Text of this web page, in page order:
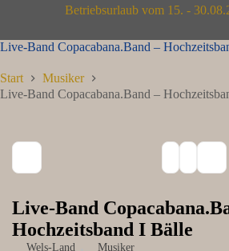
Betriebsurlaub vom 15. -
Live-Band Copacabana.Band –
Start
Musiker
Live-Band Copacabana.Band –
Live-Band
Hochzeitsband I Bälle
Wels-Land Musiker